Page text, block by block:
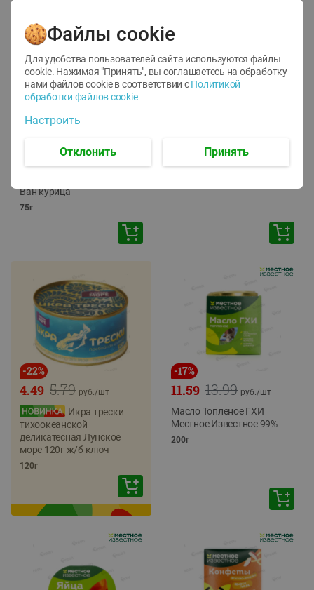
12
1.05 руб./
руб./шт
Корм влаж. для кош. с
Ван курица
75г
ТОФУ Vegetus ТВЕРДЫЙ
-22%
5.79
4.49 руб./шт
Икра трески
тихоокеанской
деликатесная Лунское
море 120г ж/б ключ
120г
-17%
13.99
11.59 руб./шт
Масло Топленое ГХИ
Местное Известное 99%
200г
Файлы cookie
Для удобства пользователей сайта используются файлы
cookie. Нажимая "Принять", вы соглашаетесь на обработку
нами файлов cookie в соответствии с Политикой
обработки файлов cookie
Настроить
Отклонить Принять